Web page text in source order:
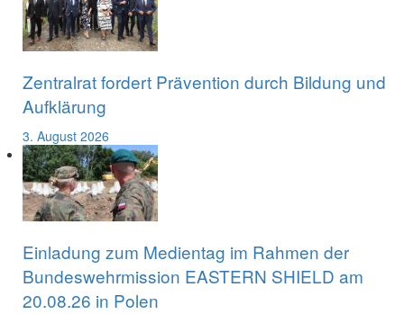
Zentralrat fordert Prävention durch Bildung und
Aufklärung
3. August 2026
Einladung zum Medientag im Rahmen der
Bundeswehrmission EASTERN SHIELD am
20.08.26 in Polen